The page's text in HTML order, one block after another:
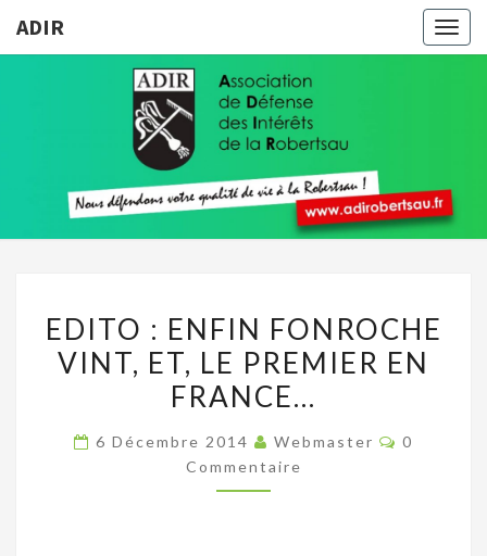
ADIR
ADIR
Votre
Qualité
De Vie À
Robertsau
:
ENFIN
FONROCHE
ET,
EDITO : ENFIN FONROCHE
VINT, ET, LE PREMIER EN
FRANCE…
6 Décembre 2014 Webmaster
0
Commentaire